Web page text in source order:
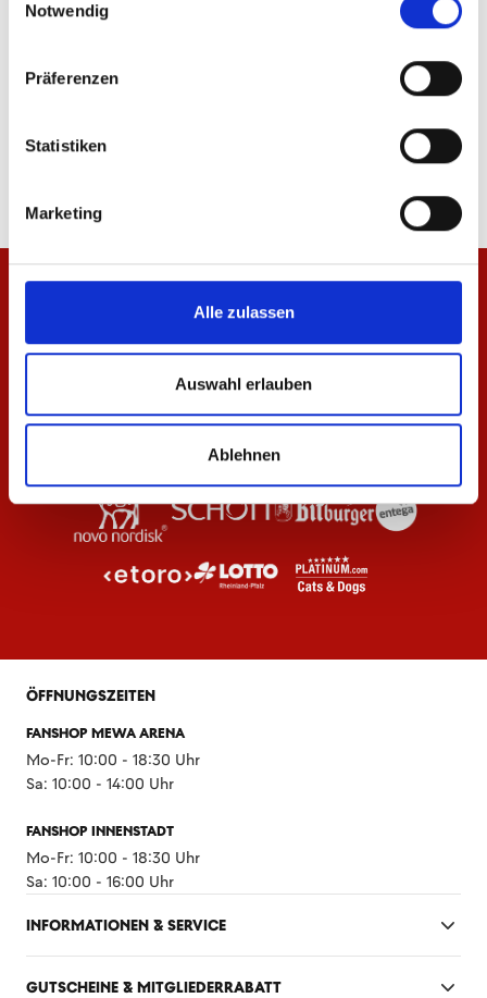
Notwendig
Präferenzen
Statistiken
Marketing
Alle zulassen
Auswahl erlauben
Ablehnen
29,95 €
ÖFFNUNGSZEITEN
FANSHOP MEWA ARENA
Mo-Fr: 10:00 - 18:30 Uhr
Sa: 10:00 - 14:00 Uhr
FANSHOP INNENSTADT
Mo-Fr: 10:00 - 18:30 Uhr
Sa: 10:00 - 16:00 Uhr
INFORMATIONEN & SERVICE
GUTSCHEINE & MITGLIEDERRABATT